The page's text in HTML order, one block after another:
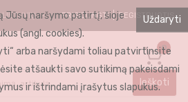
LIETUVIŲ PRISIJUNGTI REGISTRUOTIS
0
Ieškoti
Uždaryti
Jūsų naršymo patirtį, šioje
(angl. cookies).
arba naršydami toliau patvirtinsite
atšaukti savo sutikimą pakeisdami
ir ištrindami įrašytus slapukus.